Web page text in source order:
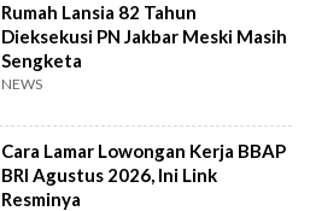
Rumah Lansia 82 Tahun
Dieksekusi PN Jakbar Meski Masih
Sengketa
NEWS
Cara Lamar Lowongan Kerja BBAP
BRI Agustus 2026, Ini Link
Resminya